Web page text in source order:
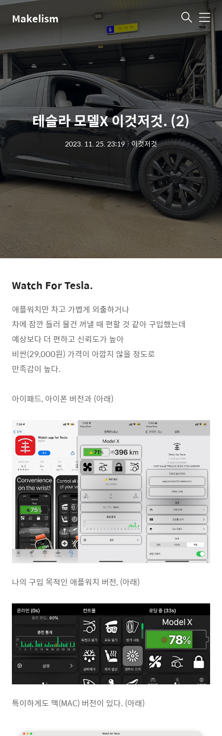
Makelism 메
뉴
테슬라 모델X 이것저것. (2)
2023. 11. 25. 23:19ㆍ이것저것
Watch For Tesla.
애플워치만 차고 가볍게 외출하거나
차에 잠깐 들러 물건 꺼낼 때 편할 것 같아 구입했는데
예상보다 더 편하고 신뢰도가 높아
비싼(29,000원) 가격이 아깝지 않을 정도로
만족감이 높다.
아이패드, 아이폰 버전과 (아래)
나의 구입 목적인 애플워치 버전, (아래)
특이하게도 맥(MAC) 버전이 있다. (아래)